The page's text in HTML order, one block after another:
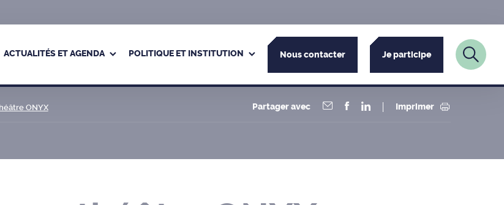
ACTUALITÉS ET AGENDA POLITIQUE ET INSTITUTION Nous contacter Je participe
ONYX Partager avec Imprimer